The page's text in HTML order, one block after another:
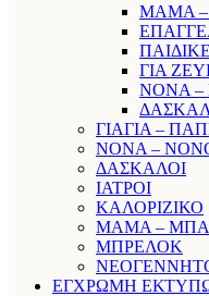
ΜΑΜΑ
ΓΙΑ
ΝΟΝΑ –
ΓΙΑΓΙΑ –
ΝΟΝΑ –
ΔΑΣΚΑΛΟΙ
ΙΑΤΡΟΙ
ΚΑΛΟΡΙΖΙΚΟ
ΜΑΜΑ –
ΜΠΡΕΛΟΚ
ΕΓΧΡΩΜΗ